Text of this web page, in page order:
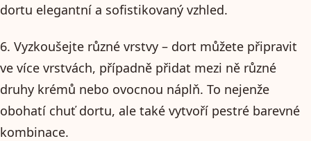
dortu elegantní a sofistikovaný vzhled.
6. Vyzkoušejte různé vrstvy – dort můžete připravit
ve více vrstvách, případně přidat mezi ně různé
druhy krémů nebo ovocnou náplň. To nejenže
obohatí chuť dortu, ale také vytvoří pestré barevné
kombinace.